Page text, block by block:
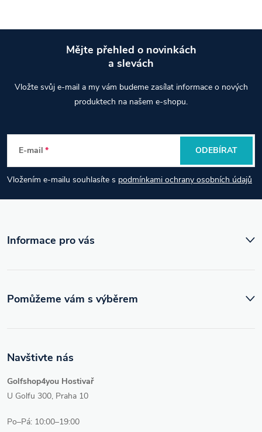
p
a
t
Mějte přehled o novinkách
a slevách
Vložte svůj e-mail a my vám budeme zasílat informace o nových
produktech na našem e-shopu.
E-mail
Vložením e-mailu souhlasíte s podmínkami ochrany osobních údajů
ODEBÍRAT
Informace pro vás
Navštivte nás
Golfshop4you Hostivař
U Golfu 300, Praha 10
Po–Pá: 10:00–19:00
Pomůžeme vám s výběrem